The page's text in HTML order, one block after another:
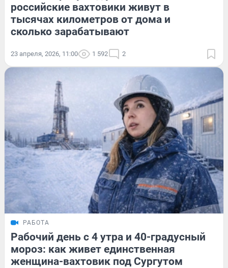
российские вахтовики живут в
тысячах километров от дома и
сколько зарабатывают
23 апреля, 2026, 11:00 1 592 2
РАБОТА
Рабочий день с 4 утра и 40-градусный
мороз: как живет единственная
женщина-вахтовик под Сургутом